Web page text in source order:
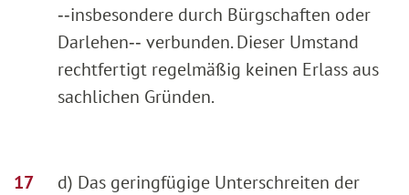
‑‑insbesondere durch Bürgschaften oder
Darlehen‑‑ verbunden. Dieser Umstand
rechtfertigt regelmäßig keinen Erlass aus
sachlichen Gründen.
d) Das geringfügige Unterschreiten der